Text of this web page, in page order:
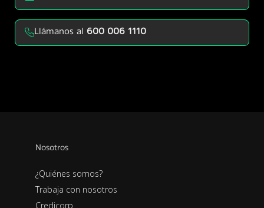
Llámanos al 600 006 1110
Nosotros
¿Quiénes somos?
Trabaja con nosotros
Credicorp